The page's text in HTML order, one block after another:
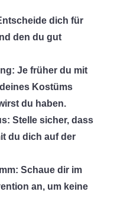
dich für
den du gut
Je früher du mit
Kostüms
du haben.
Stelle sicher, dass
du dich auf der
Schaue dir im
an, um keine